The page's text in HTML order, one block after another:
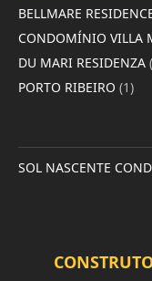
BELLMARE
CONDOMÍNIO VILLA
DU MARI RESIDENZA
PORTO RIBEIRO (1)
SOL NASCENTE